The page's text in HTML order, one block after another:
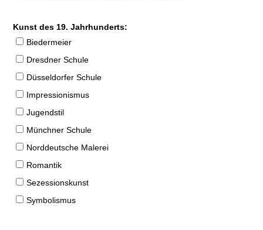
Kunst des 19. Jahrhunderts:
Biedermeier
Dresdner Schule
Düsseldorfer Schule
Impressionismus
Jugendstil
Münchner Schule
Norddeutsche Malerei
Romantik
Sezessionskunst
Symbolismus